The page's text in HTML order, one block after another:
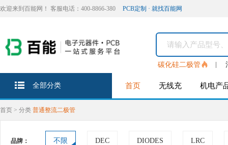
欢迎来到百能网！ 客服电话：400-8866-380 PCB定制 · 就找百能网
碳化硅二极管
全部分类 首页 无线充 机电产
首页 > 分类 普通整流二极管
品牌： 不限 DEC DIODES LRC